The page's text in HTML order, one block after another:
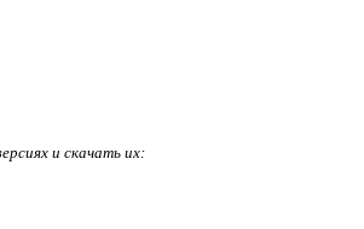
и скачать их: